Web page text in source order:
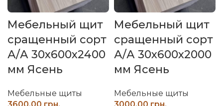
Мебельный щит
сращенный сорт
А/А 30х600х2400
мм Ясень
Мебельные щиты
Мебельный щит
сращенный сорт
А/А 30х600х2000
мм Ясень
Мебельные щиты